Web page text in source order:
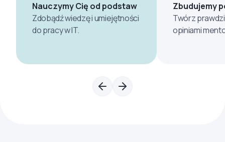
Nauczymy Cię od podstaw
Zdobądź wiedzę i umiejętności
do pracy w IT.
Zbudujemy
Twórz
opiniami